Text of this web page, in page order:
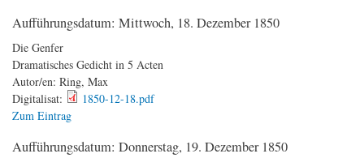
Aufführungsdatum: Mittwoch, 18. Dezember 1850
Die Genfer
Dramatisches Gedicht in 5 Acten
Autor/en: Ring, Max
Digitalisat:
1850-12-18.pdf
Zum Eintrag
Aufführungsdatum: Donnerstag, 19. Dezember 1850